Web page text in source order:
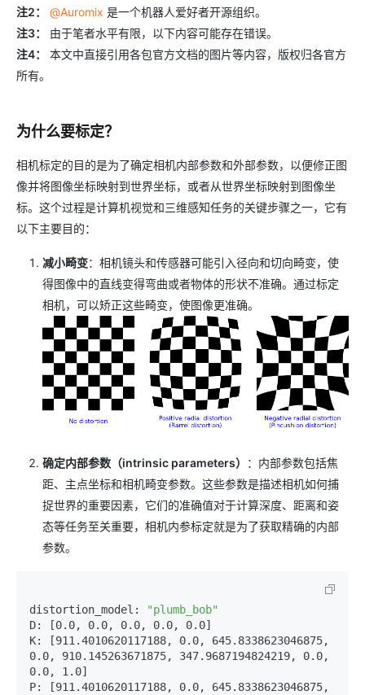
注2：
@Auromix 是一个机器人爱好者开源组织。
注3：
由于笔者水平有限，以下内容可能存在错误。
注4：
本文中直接引用各包官方文档的图片等内容，版权归各官方
所有。
为什么要标定？
相机标定的目的是为了确定相机内部参数和外部参数，以便修正图
像并将图像坐标映射到世界坐标，或者从世界坐标映射到图像坐
标。这个过程是计算机视觉和三维感知任务的关键步骤之一，它有
以下主要目的：
减小畸变：相机镜头和传感器可能引入径向和切向畸变，使
得图像中的直线变得弯曲或者物体的形状不准确。通过标定
相机，可以矫正这些畸变，使图像更准确。
确定内部参数（intrinsic parameters）
：内部参数包括焦
距、主点坐标和相机畸变参数。这些参数是描述相机如何捕
捉世界的重要因素，它们的准确值对于计算深度、距离和姿
态等任务至关重要，相机内参标定就是为了获取精确的内部
参数。
distortion_model:
"plumb_bob"
D: [0.0, 0.0, 0.0, 0.0, 0.0]
K: [911.4010620117188, 0.0, 645.8338623046875,
0.0, 910.145263671875, 347.9687194824219, 0.0,
0.0, 1.0]
P: [911.4010620117188, 0.0, 645.8338623046875,